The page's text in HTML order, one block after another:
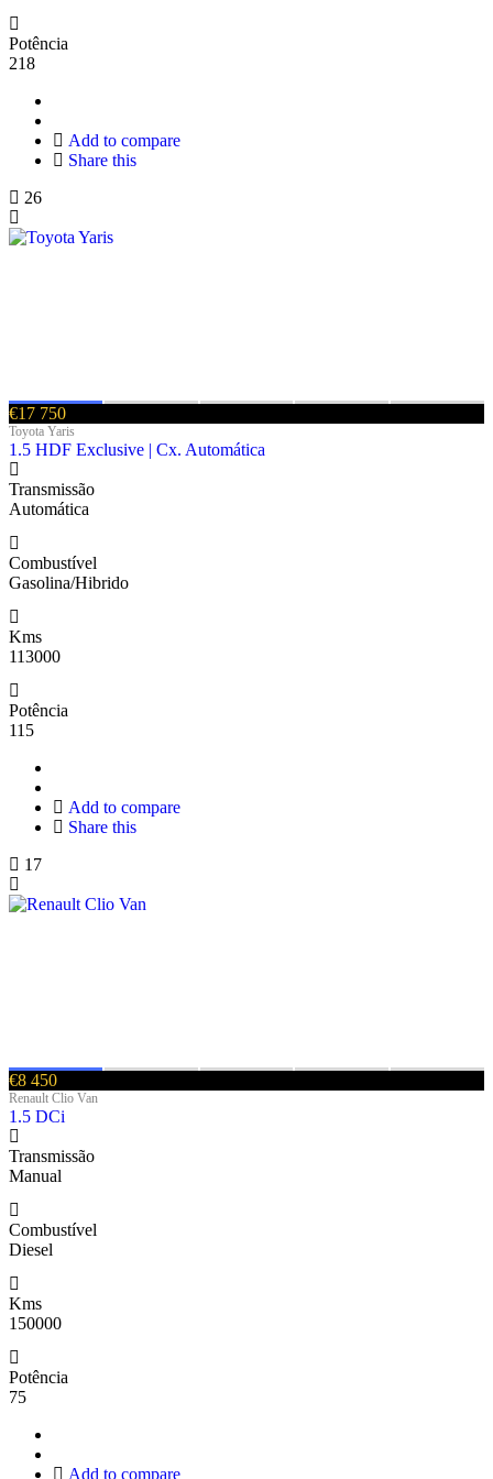
Potência
218
Add to compare
Share this
26
€17 750
Toyota Yaris
1.5 HDF Exclusive | Cx. Automática
Transmissão
Automática
Combustível
Gasolina/Hibrido
Kms
113000
Potência
115
Add to compare
Share this
17
€8 450
Renault Clio Van
1.5 DCi
Transmissão
Manual
Combustível
Diesel
Kms
150000
Potência
75
Add to compare